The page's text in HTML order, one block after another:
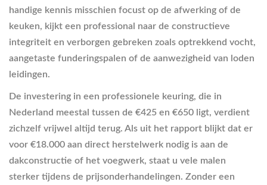
handige kennis misschien focust op de afwerking of de
keuken, kijkt een professional naar de constructieve
integriteit en verborgen gebreken zoals optrekkend vocht,
aangetaste funderingspalen of de aanwezigheid van loden
leidingen.
De investering in een professionele keuring, die in
Nederland meestal tussen de €425 en €650 ligt, verdient
zichzelf vrijwel altijd terug. Als uit het rapport blijkt dat er
voor €18.000 aan direct herstelwerk nodig is aan de
dakconstructie of het voegwerk, staat u vele malen
sterker tijdens de prijsonderhandelingen. Zonder een